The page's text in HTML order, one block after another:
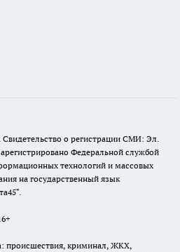
о регистрации СМИ: Эл.
Федеральной службой
технологий и массовых
на государственный язык
происшествия, криминал, ЖКХ,